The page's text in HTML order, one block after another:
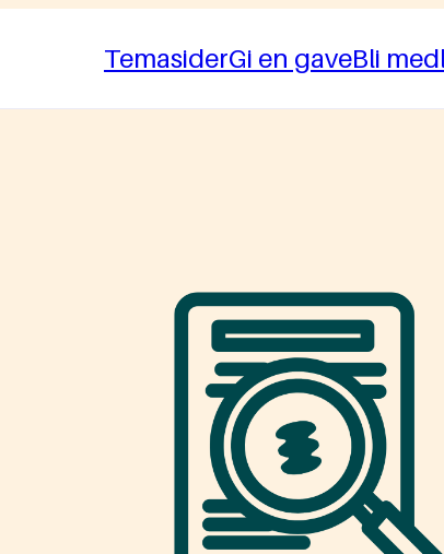
TemasiderGi en gaveBli